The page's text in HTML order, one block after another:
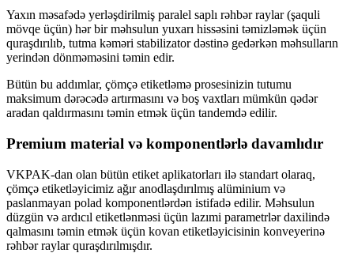
Yaxın məsafədə yerləşdirilmiş paralel saplı rəhbər raylar (şaquli
mövqe üçün) hər bir məhsulun yuxarı hissəsini təmizləmək üçün
quraşdırılıb, tutma kəməri stabilizator dəstinə gedərkən məhsulların
yerindən dönməməsini təmin edir.
Bütün bu addımlar, çömçə etiketləmə prosesinizin tutumu
maksimum dərəcədə artırmasını və boş vaxtları mümkün qədər
aradan qaldırmasını təmin etmək üçün tandemdə edilir.
Premium material və komponentlərlə davamlıdır
VKPAK-dan olan bütün etiket aplikatorları ilə standart olaraq,
çömçə etiketləyicimiz ağır anodlaşdırılmış alüminium və
paslanmayan polad komponentlərdən istifadə edilir. Məhsulun
düzgün və ardıcıl etiketlənməsi üçün lazımi parametrlər daxilində
qalmasını təmin etmək üçün kovan etiketləyicisinin konveyerinə
rəhbər raylar quraşdırılmışdır.